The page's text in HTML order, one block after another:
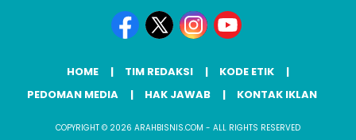
HOME TIM REDAKSI
KODE ETIK
PEDOMAN MEDIA
HAK JAWAB KONTAK IKLAN
COPYRIGHT © 2026 ARAHBISNIS.COM - ALL RIGHTS RESERVED